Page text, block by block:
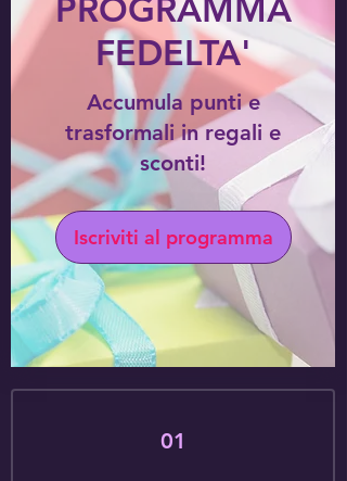
FEDELTA'
Accumula punti e
trasformali in regali e
sconti!
Iscriviti al programma
01